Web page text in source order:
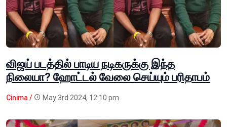
விஜய் படத்தில் பாடிய நடிகருக்கு இந்த
நிலையா? ஹோட்டல் வேலை செய்யும் பரிதாபம்
Cinima / May 3rd 2024, 12:10 pm